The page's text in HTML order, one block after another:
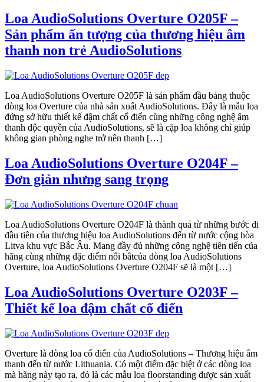
Loa AudioSolutions Overture O205F –
Sản phẩm ấn tượng của thương hiệu âm
thanh non trẻ AudioSolutions
Loa AudioSolutions Overture O205F là sản phẩm đầu bảng thuộc
dòng loa Overture của nhà sản xuất AudioSolutions. Đây là mẫu loa
đứng sở hữu thiết kế đậm chất cổ điển cùng những công nghệ âm
thanh độc quyền của AudioSolutions, sẽ là cặp loa không chỉ giúp
không gian phòng nghe trở nên thanh […]
Loa AudioSolutions Overture O204F –
Đơn giản nhưng sang trọng
Loa AudioSolutions Overture O204F là thành quả từ những bước đi
đầu tiên của thương hiệu loa AudioSolutions đến từ nước cộng hòa
Litva khu vực Bắc Âu. Mang đầy đủ những công nghệ tiên tiến của
hãng cùng những đặc điểm nổi bâtcủa dòng loa AudioSolutions
Overture, loa AudioSolutions Overture O204F sẽ là một […]
Loa AudioSolutions Overture O203F –
Thiết kế loa đậm chất cổ điển
Overture là dòng loa cổ điển của AudioSolutions – Thương hiệu âm
thanh đến từ nước Lithuania. Có một điểm đặc biệt ở các dòng loa
mà hãng này tạo ra, đó là các mẫu loa floorstanding được sản xuất